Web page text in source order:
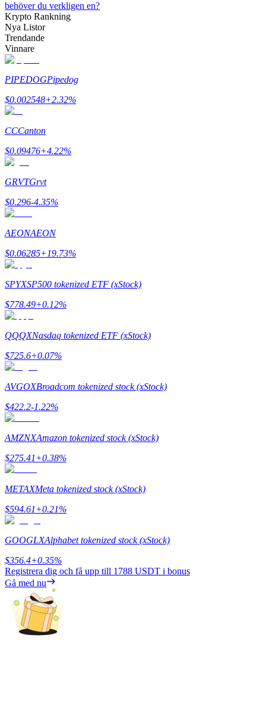
Bitrue Partners
Bitrue Affiliates
Upp till 65% provision!
BTC Welcome Rewards
BTC Welcome Rewards
Share 500000 CASHCAT prize pool
Exclusive for BitMart Users
Register & Trade to Win 500,000 USDT
behöver du verkligen en?
Krypto Rankning
Nya Listor
Trendande
Vinnare
PIPEDOGPipedog
$0.002548+2.32%
CCCanton
$0.09476+4.22%
GRVTGrvt
$0.296-4.35%
AEONAEON
$0.06285+19.73%
SPYXSP500 tokenized ETF (xStock)
$778.49+0.12%
QQQXNasdaq tokenized ETF (xStock)
$725.6+0.07%
AVGOXBroadcom tokenized stock (xStock)
$422.2-1.22%
AMZNXAmazon tokenized stock (xStock)
$275.41+0.38%
METAXMeta tokenized stock (xStock)
$594.61+0.21%
GOOGLXAlphabet tokenized stock (xStock)
$356.4+0.35%
Registrera dig och få upp till 1788 USDT i bonus
Gå med nu